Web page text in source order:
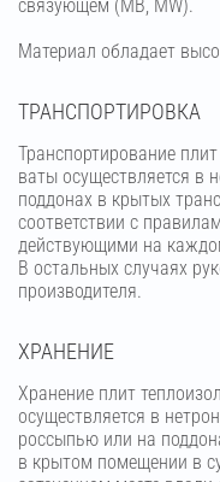
связующем (МВ, MW).
Материал обладает
ТРАНСПОРТИРОВКА
Транспортирование
ваты осуществляется в
поддонах в крытых
соответствии с
действующими на
В остальных случаях
производителя.
ХРАНЕНИЕ
Хранение плит
осуществляется в
россыпью или на
в крытом помещении в